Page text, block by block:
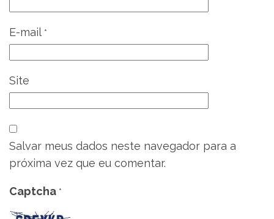
E-mail *
Site
Salvar meus dados neste navegador para a
próxima vez que eu comentar.
Captcha *